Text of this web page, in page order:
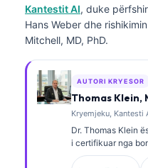
Kantestit AI, duke
Hans Weber dhe
Mitchell, MD, PhD.
AUTORI KRYESOR
Thomas Klein,
Kryemjeku, Kantesti
Dr. Thomas Klein
i certifikuar nga
mjekësinë